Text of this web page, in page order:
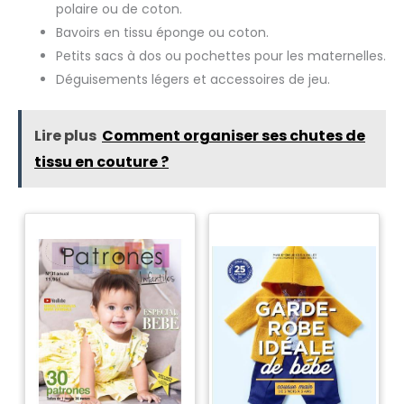
l'utilisation du produit ou si vous avez des questions à son
nous engageons à vous répondre dans les 24 heures afin
polaire ou de coton.
Bavoirs en tissu éponge ou coton.
Petits sacs à dos ou pochettes pour les maternelles.
Déguisements légers et accessoires de jeu.
Lire plus Comment organiser ses chutes de
tissu en couture ?